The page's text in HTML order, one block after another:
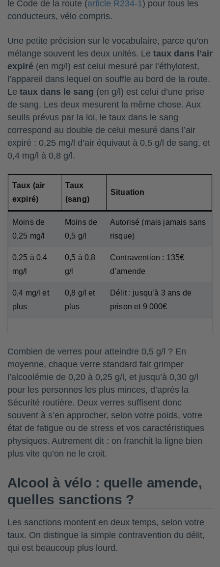
le Code de la route (article R234-1) pour tous les
conducteurs, vélo compris.
Une petite précision sur le vocabulaire, parce qu’on
mélange souvent les deux unités. Le taux dans l’air
expiré (en mg/l) est celui mesuré par l’éthylotest,
l’appareil dans lequel on souffle au bord de la route.
Le taux dans le sang (en g/l) est celui d’une prise
de sang. Les deux mesurent la même chose. Aux
seuils prévus par la loi, le taux dans le sang
correspond au double de celui mesuré dans l’air
expiré : 0,25 mg/l d’air équivaut à 0,5 g/l de sang, et
0,4 mg/l à 0,8 g/l.
Taux (air
expiré)
Taux
(sang)
Situation
Moins de
0,25 mg/l
Moins de
0,5 g/l
Autorisé (mais jamais sans
risque)
0,25 à 0,4
mg/l
0,5 à 0,8
g/l
Contravention : 135€
d’amende
0,4 mg/l et
plus
0,8 g/l et
plus
Délit : jusqu’à 3 ans de
prison et 9 000€
Combien de verres pour atteindre 0,5 g/l ? En
moyenne, chaque verre standard fait grimper
l’alcoolémie de 0,20 à 0,25 g/l, et jusqu’à 0,30 g/l
pour les personnes les plus minces, d’après la
Sécurité routière. Deux verres suffisent donc
souvent à s’en approcher, selon votre poids, votre
état de fatigue ou de stress et vos caractéristiques
physiques. Autrement dit : on franchit la ligne bien
plus vite qu’on ne le croit.
Alcool à vélo : quelle amende,
quelles sanctions ?
Les sanctions montent en deux temps, selon votre
taux. On distingue la simple contravention du délit,
qui est beaucoup plus lourd.